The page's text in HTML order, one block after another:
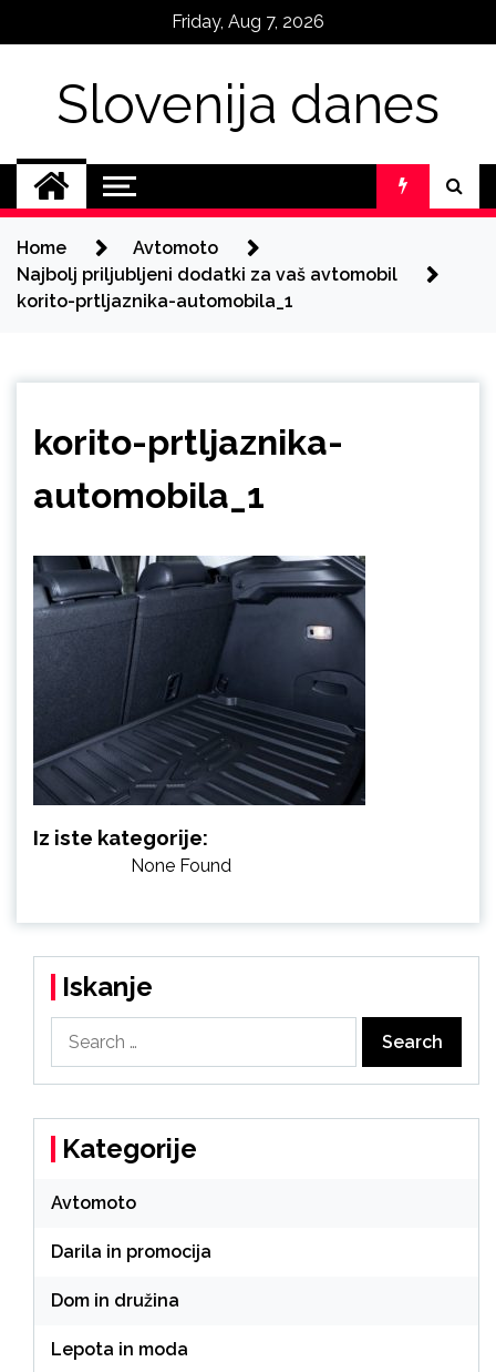
Friday, Aug 7, 2026
Slovenija danes
Home
Avtomoto
Najbolj priljubljeni dodatki za vaš avtomobil
korito-prtljaznika-automobila_1
korito-prtljaznika-
automobila_1
Iz iste kategorije:
None Found
Iskanje
for:
Kategorije
Avtomoto
Darila in promocija
Dom in družina
Lepota in moda